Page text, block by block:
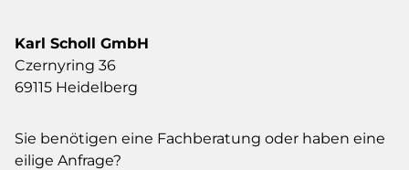
Karl Scholl GmbH
Czernyring 36
69115 Heidelberg
Sie benötigen eine Fachberatung oder haben eine
eilige Anfrage?